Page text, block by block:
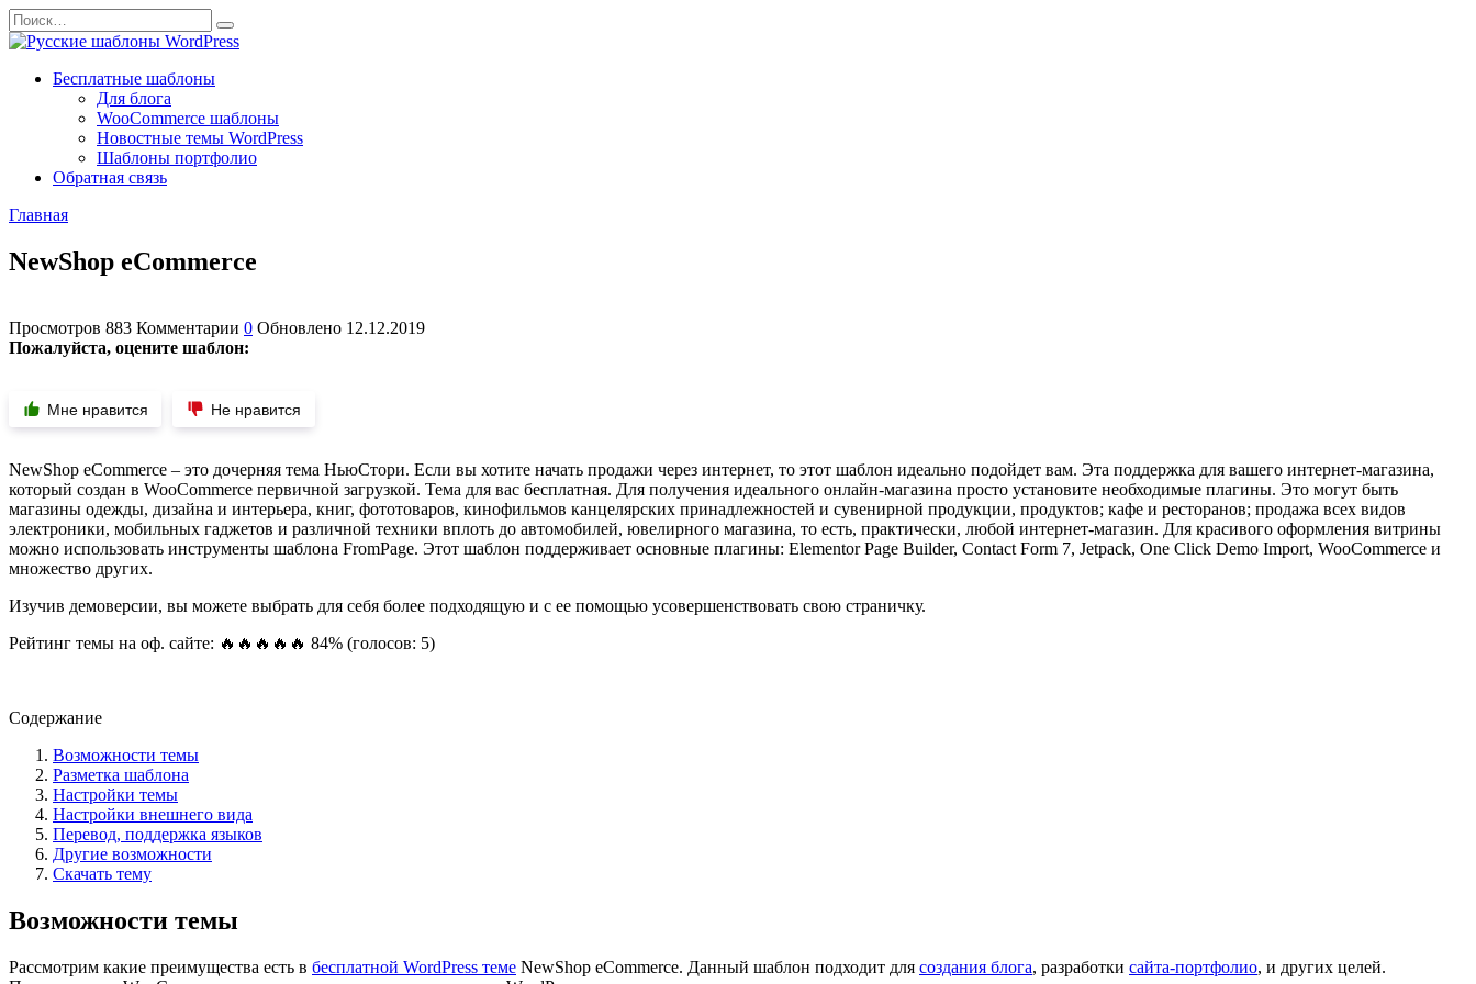
Перейти
к
содержанию
Search
for:
Бесплатные шаблоны
Для блога
WooCommerce шаблоны
Новостные темы WordPress
Шаблоны портфолио
Обратная связь
Главная
NewShop eCommerce
Просмотров 883 Комментарии 0 Обновлено 12.12.2019
Пожалуйста, оцените шаблон:
Мне нравится Не нравится
NewShop eCommerce – это дочерняя тема НьюСтори. Если вы хотите начать продажи через интернет, то этот шаблон идеально подойдет вам. Эта поддержка для вашего интернет-магазина,
который создан в WooCommerce первичной загрузкой. Тема для вас бесплатная. Для получения идеального онлайн-магазина просто установите необходимые плагины. Это могут быть
магазины одежды, дизайна и интерьера, книг, фототоваров, кинофильмов канцелярских принадлежностей и сувенирной продукции, продуктов; кафе и ресторанов; продажа всех видов
электроники, мобильных гаджетов и различной техники вплоть до автомобилей, ювелирного магазина, то есть, практически, любой интернет-магазин. Для красивого оформления витрины
можно использовать инструменты шаблона FromPage. Этот шаблон поддерживает основные плагины: Elementor Page Builder, Contact Form 7, Jetpack, One Click Demo Import, WooCommerce и
множество других.
Изучив демоверсии, вы можете выбрать для себя более подходящую и с ее помощью усовершенствовать свою страничку.
Рейтинг темы на оф. сайте: 🔥🔥🔥🔥🔥 84% (голосов: 5)
Содержание
Возможности темы
Разметка шаблона
Настройки темы
Настройки внешнего вида
Перевод, поддержка языков
Другие возможности
Скачать тему
Возможности темы
Рассмотрим какие преимущества есть в бесплатной WordPress теме NewShop eCommerce. Данный шаблон подходит для создания блога, разработки сайта-портфолио, и других целей.